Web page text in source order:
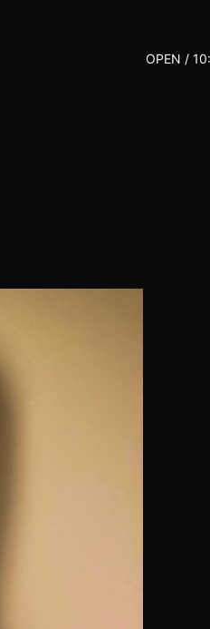
OPEN /